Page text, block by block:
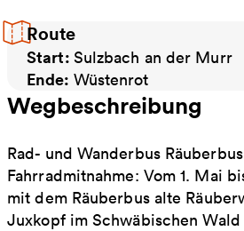
Route
Start: Sulzbach an der Murr
Ende: Wüstenrot
Wegbeschreibung
Rad- und Wanderbus
Fahrradmitnahme: Vom 1. Mai
mit dem Räuberbus alte
Juxkopf im Schwäbischen